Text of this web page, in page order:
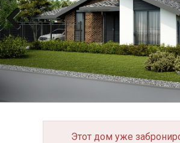
Previous
Этот дом уже